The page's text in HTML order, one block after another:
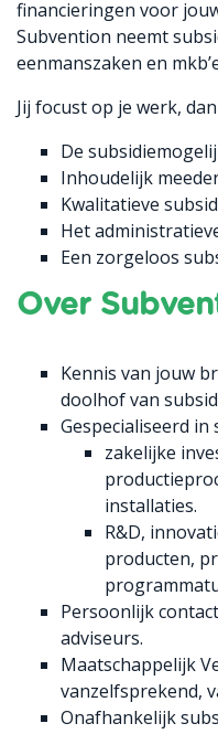
financieringen voor
Subvention neemt
eenmanszaken en
Jij focust op je werk,
De
Inhoudelijk
Kwalitatieve
Het
Een zorgeloos
Over
Kennis van jouw
doolhof van
Gespecialiseerd in
zakelijke
installaties.
R&D,
producten,
Persoonlijk
adviseurs.
Maatschappelijk
vanzelfsprekend,
Onafhankelijk